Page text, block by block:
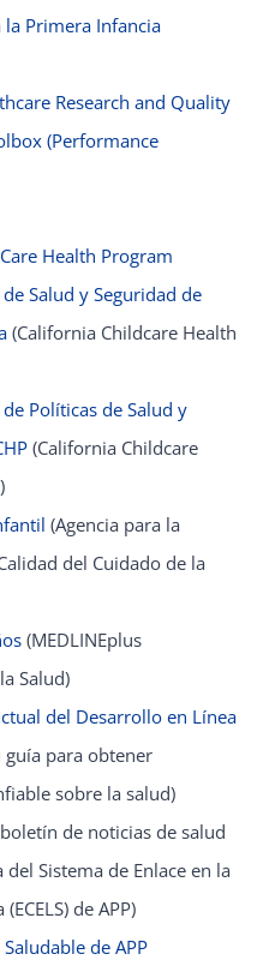
la Primera Infancia
Research and Quality
(Performance
Health Program
Salud y Seguridad de
(California Childcare Health
Políticas de Salud y
(California Childcare
(Agencia para la
del Cuidado de la
(MEDLINEplus
Salud)
del Desarrollo en Línea
guía para obtener
sobre la salud)
de noticias de salud
Sistema de Enlace en la
de APP)
de APP